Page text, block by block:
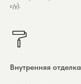
с/у).
Внутренняя отделка